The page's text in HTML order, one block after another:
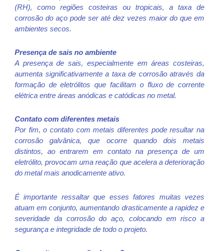
(RH), como regiões costeiras ou tropicais, a taxa de
corrosão do aço pode ser até dez vezes maior do que em
ambientes secos.
Presença de sais no ambiente
A presença de sais, especialmente em áreas costeiras,
aumenta significativamente a taxa de corrosão através da
formação de eletrólitos que facilitam o fluxo de corrente
elétrica entre áreas anódicas e catódicas no metal.
Contato com diferentes metais
Por fim, o contato com metais diferentes pode resultar na
corrosão galvânica, que ocorre quando dois metais
distintos, ao entrarem em contato na presença de um
eletrólito, provocam uma reação que acelera a deterioração
do metal mais anodicamente ativo.
É importante ressaltar que esses fatores muitas vezes
atuam em conjunto, aumentando drasticamente a rapidez e
severidade da corrosão do aço, colocando em risco a
segurança e integridade de todo o projeto.